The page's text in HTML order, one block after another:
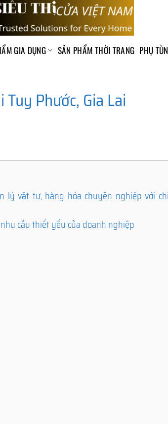
GIA DỤNG SẢN PHẨM THỜI TRANG PHỤ
Phước, Gia Lai
lý vật tư, hàng hóa chuyên nghiệp với
cầu thiết yếu của doanh nghiệp